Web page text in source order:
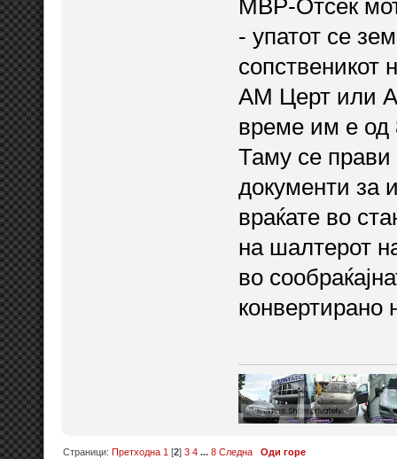
МВР-Отсек
- упатот се
сопственикот
АМ Церт или
време им е од
Таму се прави
документи за
враќате во
на шалтерот
во
конвертирано
Страници: Претходна 1 [2]3 4 ...8 Следна Оди горе